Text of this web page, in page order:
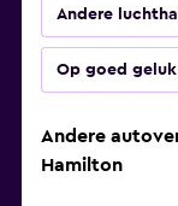
Andere
Op goed geluk
Andere
Hamilton